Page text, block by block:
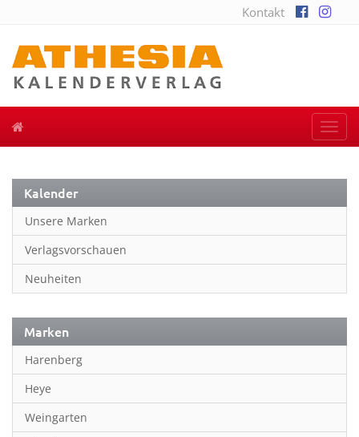
Kontakt
Kalender
Unsere Marken
Verlagsvorschauen
Neuheiten
Marken
Harenberg
Heye
Weingarten